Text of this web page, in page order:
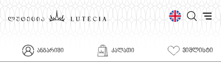
ᲐᲜᲒᲐᲠᲘᲨᲘ ᲙᲐᲚᲐᲗᲘ ᲕᲘᲨᲚᲘᲡᲢᲘ